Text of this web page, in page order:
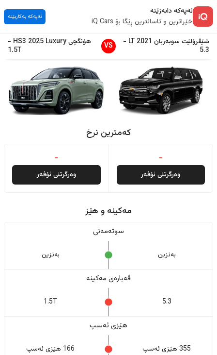
ئەپەکە دابەزێنە
خێراترین و ئاسانترین ڕێگا بۆ iQ Cars
ئەپەکە بەکاربێنە
شێڤرۆلێت سوبەربان 2021
LT
-
5.3
VS هۆنگچی HS3 2025 Luxury
-
1.5T
کەمترین نرخ
-
وەرگرتنی ئۆفەر
-
وەرگرتنی ئۆفەر
مەکینە و هێز
سوتەمەنی
بەنزین بەنزین
قەبارەی مەکینە
5.3
1.5T
هێزی ئەسپ
355 هێزی ئەسپ 166 هێزی ئەسپ